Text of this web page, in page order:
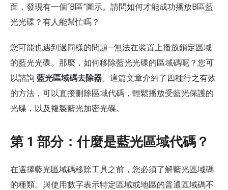
面，發現有一個“B區”圖示。請問如何才能成功播放B區藍
光光碟？有人能幫忙嗎？
您可能也遇到過同樣的問題—無法在裝置上播放鎖定區域
的藍光光碟。那麼，如何移除藍光光碟的區域碼呢？您可
以諮詢 藍光區域碼去除器。這篇文章介紹了四種行之有效
的方法，可以直接刪除區域代碼，輕鬆播放受藍光保護的
光碟，以及複製藍光加密光碟。
第 1 部分：什麼是藍光區域代碼？
在選擇藍光區域碼移除工具之前，您必須了解藍光區域碼
的種類。與使用數字表示特定區域或地區的普通區域碼不